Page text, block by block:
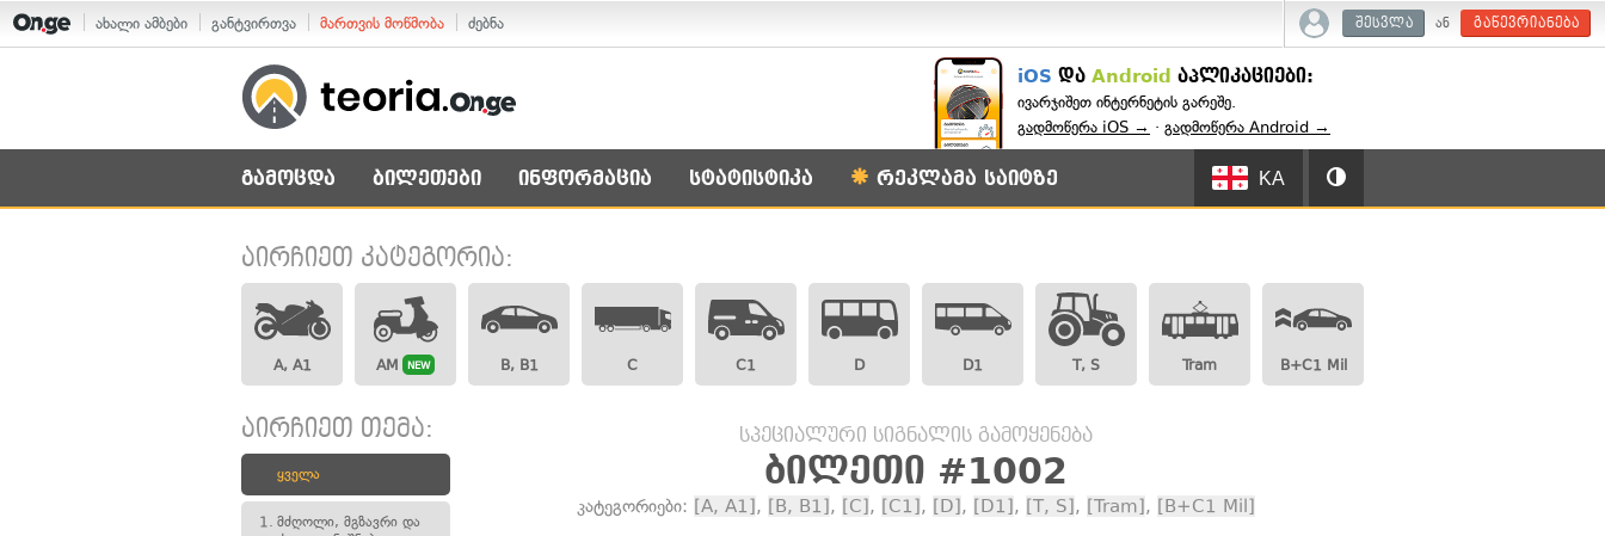
ახალი ამბები განტვირთვა მართვის მოწმობა ძებნა შესვლა ან გაწევრიანება
iOS და Android აპლიკაციები:
ივარჯიშეთ ინტერნეტის გარეშე.
გადმოწერა iOS → · გადმოწერა Android →
გამოცდა ბილეთები ინფორმაცია სტატისტიკა რეკლამა საიტზე KA
აირჩიეთ კატეგორია:
A, A1 AM NEW B, B1 C C1 D D1 T, S Tram B+C1 Mil
აირჩიეთ თემა:
ყველა
1. მძღოლი, მგზავრი და
სპეციალური სიგნალის გამოყენება
ბილეთი #1002
კატეგორიები: [A, A1], [B, B1], [C], [C1], [D], [D1], [T, S], [Tram], [B+C1 Mil]